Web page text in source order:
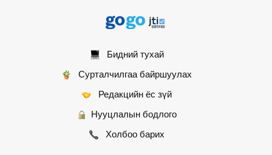
Бидний тухай
Сурталчилгаа байршуулах
Редакцийн ёс зүй
Нууцлалын бодлого
Холбоо барих